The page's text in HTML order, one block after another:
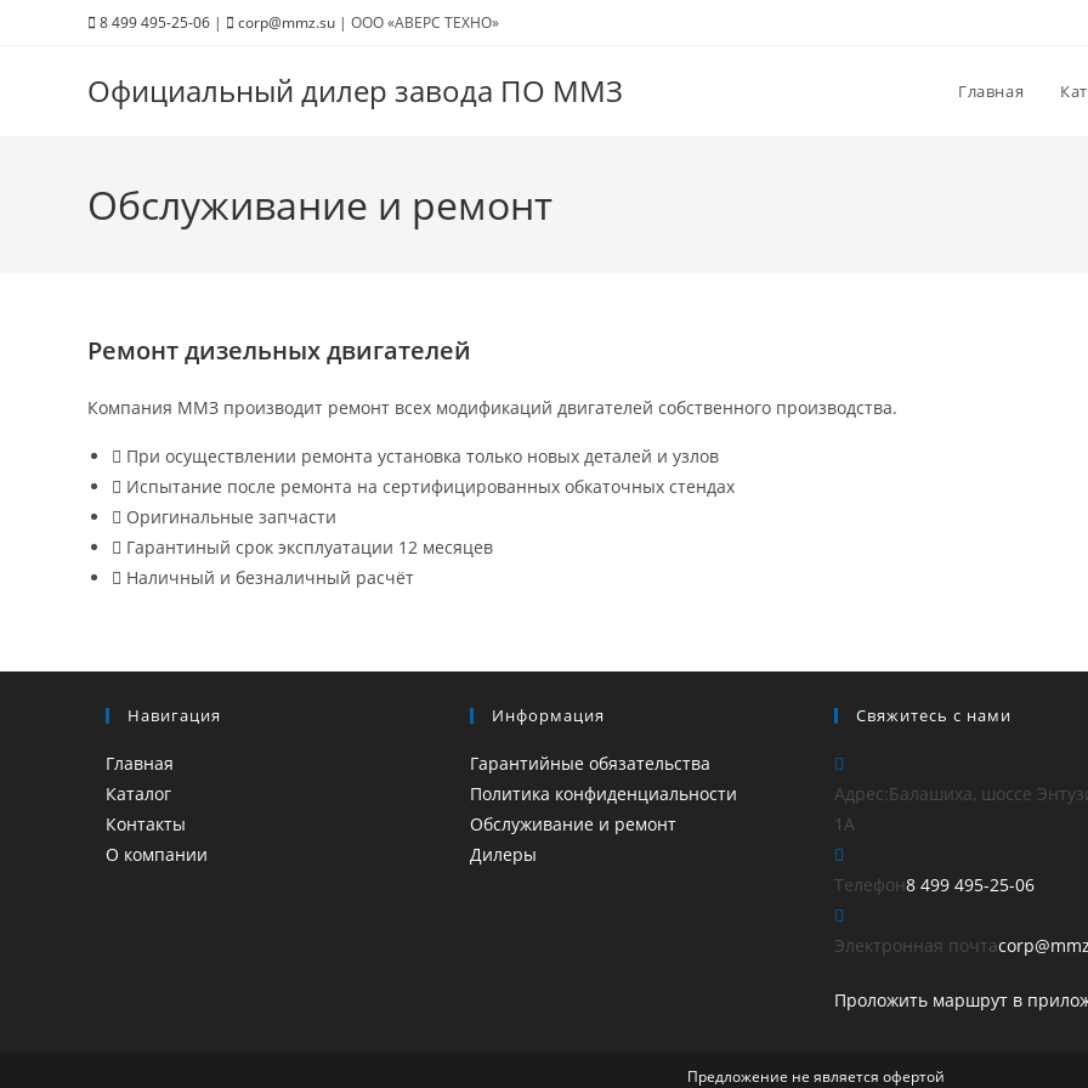
8 499 495-25-06 | corp@mmz.su | ООО «‎АВЕРС ТЕХНО»
Официальный дилер завода ПО ММЗ Главная
Обслуживание и ремонт
Ремонт дизельных двигателей
Компания ММЗ производит ремонт всех модификаций двигателей собственного производства.
При осуществлении ремонта установка только новых деталей и узлов
Испытание после ремонта на сертифицированных обкаточных стендах
Оригинальные запчасти
Гарантиный срок эксплуатации 12 месяцев
Наличный и безналичный расчёт
Навигация
Главная
Каталог
Контакты
О компании
Информация
Гарантийные обязательства
Политика конфиденциальности
Обслуживание и ремонт
Дилеры
Свяжитесь с нами
Адрес:Балашиха, шоссе
1А
Телефон8 499 495-25-06
вашем
Электронная почта
Проложить маршрут в
Предложение не является офертой